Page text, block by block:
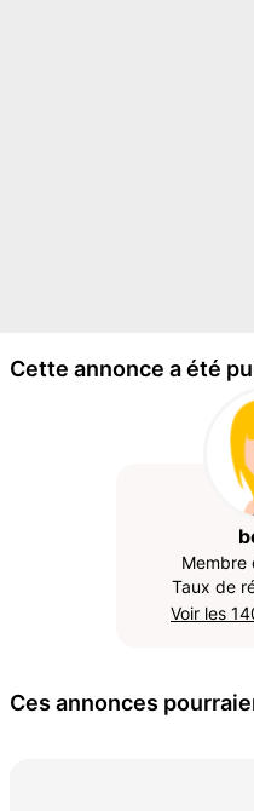
Cette annonce a été
Membre
Taux de
Voir les
Ces annonces